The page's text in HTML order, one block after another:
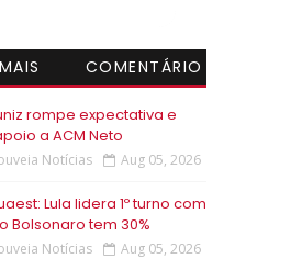
MAIS
COMENTÁRIO
rompe expectativa e
a ACM Neto
Notícias Aug 05, 2026
Lula lidera 1º turno com
Bolsonaro tem 30%
Notícias Aug 05, 2026